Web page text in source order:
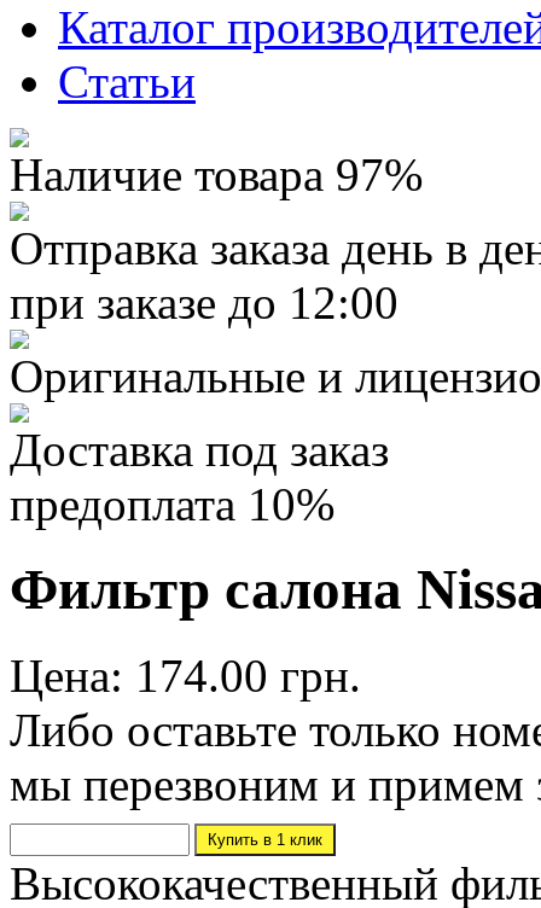
Каталог
Статьи
Наличие товара 97%
Отправка заказа день в
при заказе до 12:00
Оригинальные и
Доставка под заказ
предоплата 10%
Фильтр салона
Цена: 174.00 грн.
Либо оставьте только
мы перезвоним и примем
Высококачественный